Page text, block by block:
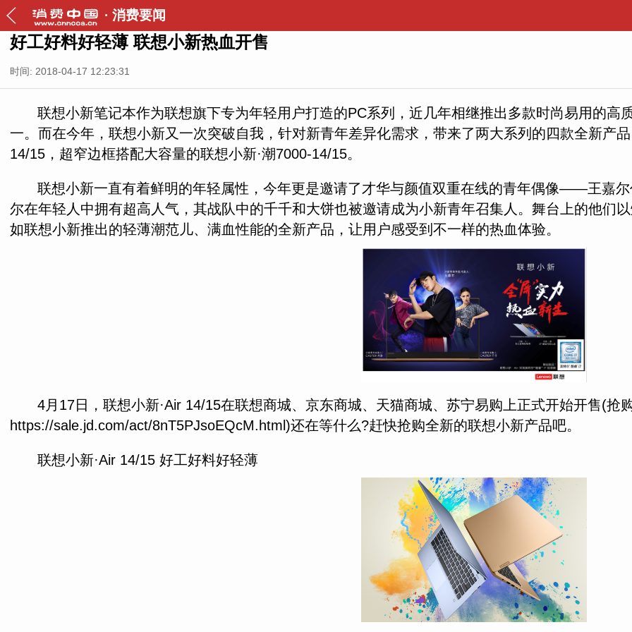
· 消费要闻
好工好料好轻薄 联想小新热血开售
时间: 2018-04-17 12:23:31
联想小新笔记本作为联想旗下专为年轻用户打造的PC系列，近几年相继推出多款时尚易用的高
一。而在今年，联想小新又一次突破自我，针对新青年差异化需求，带来了两大系列的四款全新产
14/15，超窄边框搭配大容量的联想小新·潮7000-14/15。
联想小新一直有着鲜明的年轻属性，今年更是邀请了才华与颜值双重在线的青年偶像——王嘉
尔在年轻人中拥有超高人气，其战队中的千千和大饼也被邀请成为小新青年召集人。舞台上的他们
如联想小新推出的轻薄潮范儿、满血性能的全新产品，让用户感受到不一样的热血体验。
4月17日，联想小新·Air 14/15在联想商城、京东商城、天猫商城、苏宁易购上正式开始开售(抢
https://sale.jd.com/act/8nT5PJsoEQcM.html)还在等什么?赶快抢购全新的联想小新产品吧。
联想小新·Air 14/15 好工好料好轻薄